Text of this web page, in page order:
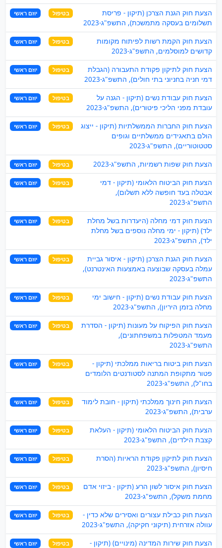
הצעת חוק הגנת הצרכן (תיקון - פריסת
תשלומים בעסקה מתמשכת), התשפ"ג-2023
בטיפול יוזם ראשי
הצעת חוק הקמת רשות לפיתוח מקומות
קדושים למוסלמים, התשפ"ג-2023
בטיפול יוזם ראשי
הצעת חוק לתיקון פקודת התעבורה (הגבלת
דמי חניה בחניוני בתי חולים), התשפ"ג-2023
בטיפול יוזם ראשי
הצעת חוק עבודת נשים (תיקון - הגנה על
עובדת מפני הליכי פיטורים), התשפ"ג-2023
בטיפול יוזם ראשי
הצעת חוק החברות הממשלתיות (תיקון - ייצוג
הולם בתאגידים ממשלתיים וגופים
סטטוטוריים), התשפ"ג-2023
בטיפול יוזם ראשי
הצעת חוק שפות רשמיות, התשפ"ג-2023 בטיפול יוזם ראשי
הצעת חוק הביטוח הלאומי (תיקון - דמי
אבטלה בעד חופשה ללא תשלום),
התשפ"ג-2023
בטיפול יוזם ראשי
הצעת חוק דמי מחלה (היעדרות בשל מחלת
ילד) (תיקון - ימי מחלה נוספים בשל מחלת
ילד), התשפ"ג-2023
בטיפול יוזם ראשי
הצעת חוק הגנת הצרכן (תיקון - איסור גביית
עמלה בעסקה שבוצעה באמצעות האינטרנט),
התשפ"ג-2023
בטיפול יוזם ראשי
הצעת חוק עבודת נשים (תיקון - חישוב ימי
מחלה בזמן היריון), התשפ"ג-2023
בטיפול יוזם ראשי
הצעת חוק הפיקוח על מעונות (תיקון - הסדרת
מעמד המטפלות במשפחתונים),
התשפ"ג-2023
בטיפול יוזם ראשי
הצעת חוק ביטוח בריאות ממלכתי (תיקון -
פטור מתקופת המתנה לסטודנטים הלומדים
בחו"ל), התשפ"ג-2023
בטיפול יוזם ראשי
הצעת חוק חינוך ממלכתי (תיקון - חובת לימוד
ערבית), התשפ"ג-2023
בטיפול יוזם ראשי
הצעת חוק הביטוח הלאומי (תיקון - העלאת
קצבת הילדים), התשפ"ג-2023
בטיפול יוזם ראשי
הצעת חוק לתיקון פקודת הראיות (הסרת
חיסיון), התשפ"ג-2023
בטיפול יוזם ראשי
הצעת חוק איסור לשון הרע (תיקון - ביזוי אדם
מחמת משקל), התשפ"ג-2023
בטיפול יוזם ראשי
הצעת חוק כבילת עצורים ואסירים שלא כדין -
עוולה אזרחית (תיקוני חקיקה), התשפ"ג-2023
בטיפול יוזם ראשי
הצעת חוק שירות המדינה (מינויים) (תיקון - בטיפול יוזם ראשי